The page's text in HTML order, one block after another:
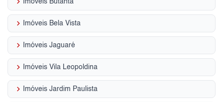
Imóveis Butantã
keyboard_arrow_right Imóveis Bela Vista
keyboard_arrow_right Imóveis Jaguaré
keyboard_arrow_right Imóveis Vila Leopoldina
keyboard_arrow_right Imóveis Jardim Paulista